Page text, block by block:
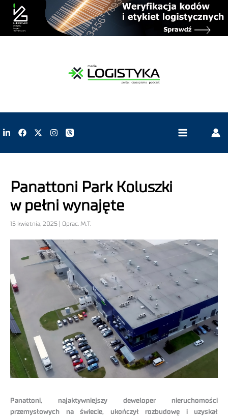
Panattoni Park Koluszki
w pełni wynajęte
15 kwietnia, 2025 | Oprac. M.T.
Panattoni, najaktywniejszy deweloper nieruchomości
przemysłowych na świecie, ukończył rozbudowę i uzyskał